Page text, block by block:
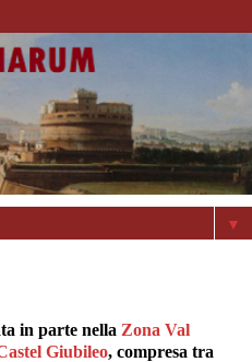
▼
in parte nella Zona Val
Giubileo, compresa tra